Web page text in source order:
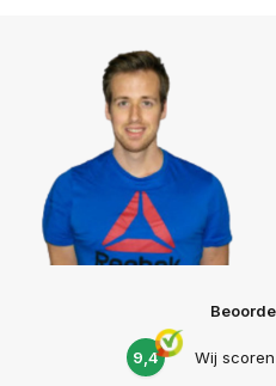
9,4 Wij